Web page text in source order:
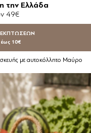
την Ελλάδα
49€
ΕΚΠΤΩΣΕΩΝ
10€
με αυτοκόλλητο Μαύρο